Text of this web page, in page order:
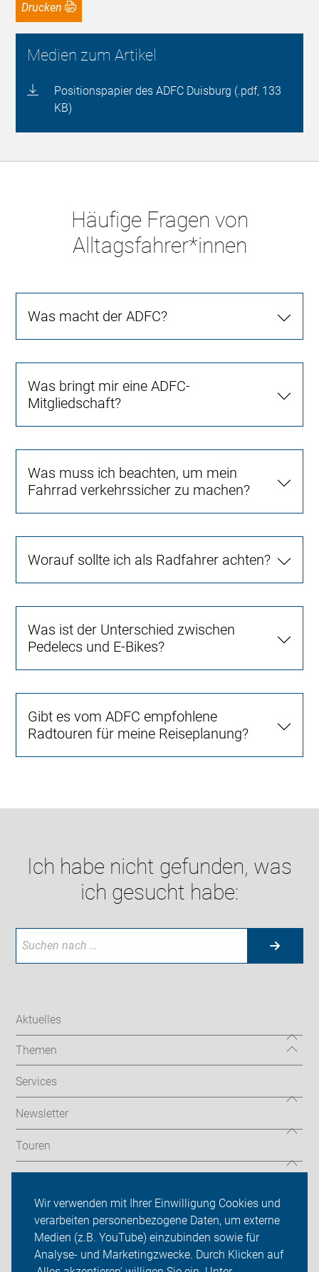
Wir verwenden mit Ihrer Einwilligung Cookies und
verarbeiten personenbezogene Daten, um externe
Medien (z.B. YouTube) einzubinden sowie für
Analyse- und Marketingzwecke. Durch Klicken auf
Drucken
Medien zum Artikel
Positionspapier des ADFC Duisburg (.pdf, 133
KB)
Häufige Fragen von
Alltagsfahrer*innen
Was macht der ADFC?
Was bringt mir eine ADFC-
Mitgliedschaft?
Was muss ich beachten, um mein
Fahrrad verkehrssicher zu machen?
Worauf sollte ich als Radfahrer achten?
Was ist der Unterschied zwischen
Pedelecs und E-Bikes?
Gibt es vom ADFC empfohlene
Radtouren für meine Reiseplanung?
Ich habe nicht gefunden, was
ich gesucht habe:
Aktuelles
Themen
Services
Newsletter
Touren
Sei dabei
Presse